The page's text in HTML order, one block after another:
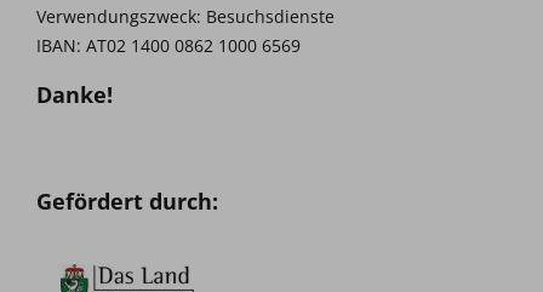
Verwendungszweck: Besuchsdienste
IBAN: AT02 1400 0862 1000 6569
Danke!
Gefördert durch: